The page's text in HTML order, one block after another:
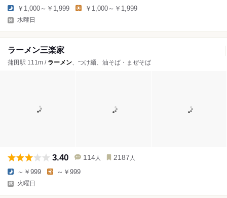
￥1,000～￥1,999 ￥1,000～￥1,999
水曜日
ラーメン三楽家
蒲田駅 111m / ラーメン、つけ麺、油そば・まぜそば
3.40 114 人 2187 人
～￥999 ～￥999
火曜日